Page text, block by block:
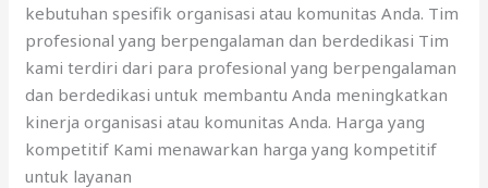
kebutuhan spesifik organisasi atau komunitas Anda. Tim
profesional yang berpengalaman dan berdedikasi Tim
kami terdiri dari para profesional yang berpengalaman
dan berdedikasi untuk membantu Anda meningkatkan
kinerja organisasi atau komunitas Anda. Harga yang
kompetitif Kami menawarkan harga yang kompetitif
untuk layanan